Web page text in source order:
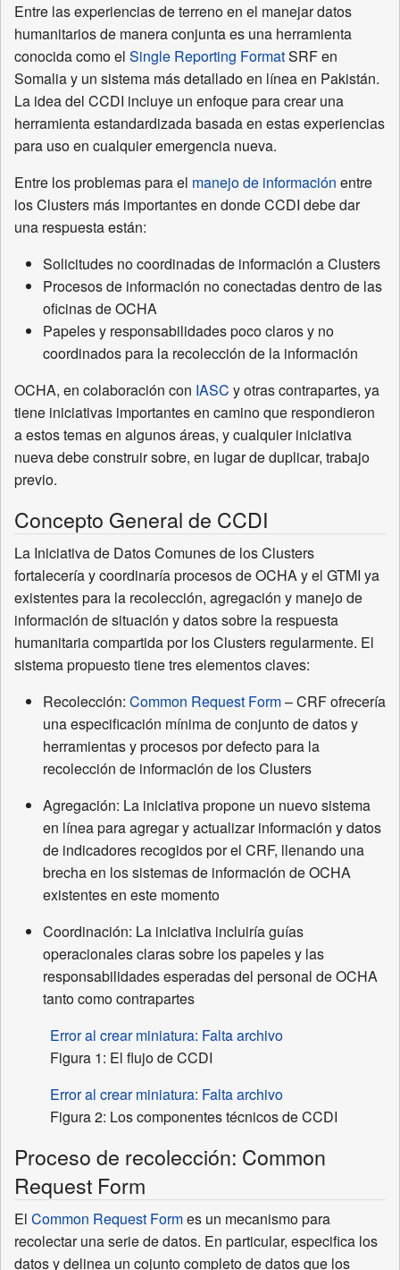
Entre las experiencias de terreno en el manejar datos
humanitarios de manera conjunta es una herramienta
conocida como el Single Reporting FormatSRF en
Somalia y un sistema más detallado en línea en Pakistán.
La idea del CCDI incluye un enfoque para crear una
herramienta estandardizada basada en estas experiencias
para uso en cualquier emergencia nueva.
Entre los problemas para el manejo de información entre
los Clusters más importantes en donde CCDI debe dar
una respuesta están:
Solicitudes no coordinadas de información a Clusters
Procesos de información no conectadas dentro de las
oficinas de OCHA
Papeles y responsabilidades poco claros y no
coordinados para la recolección de la información
OCHA, en colaboración con IASC y otras contrapartes, ya
tiene iniciativas importantes en camino que respondieron
a estos temas en algunos áreas, y cualquier iniciativa
nueva debe construir sobre, en lugar de duplicar, trabajo
previo.
Concepto General de CCDI
La Iniciativa de Datos Comunes de los Clusters
fortalecería y coordinaría procesos de OCHA y el GTMI ya
existentes para la recolección, agregación y manejo de
información de situación y datos sobre la respuesta
humanitaria compartida por los Clusters regularmente. El
sistema propuesto tiene tres elementos claves:
Recolección: Common Request Form– CRF ofrecería
una especificación mínima de conjunto de datos y
herramientas y procesos por defecto para la
recolección de información de los Clusters
Agregación: La iniciativa propone un nuevo sistema
en línea para agregar y actualizar información y datos
de indicadores recogidos por el CRF, llenando una
brecha en los sistemas de información de OCHA
existentes en este momento
Coordinación: La iniciativa incluiría guías
operacionales claras sobre los papeles y las
responsabilidades esperadas del personal de OCHA
tanto como contrapartes
Error al crear miniatura: Falta archivo
Figura 1: El flujo de CCDI
Error al crear miniatura: Falta archivo
Figura 2: Los componentes técnicos de CCDI
Proceso de recolección: Common
Request Form
El Common Request Formes un mecanismo para
recolectar una serie de datos. En particular, especifica los
datos y delinea un cojunto completo de datos que los